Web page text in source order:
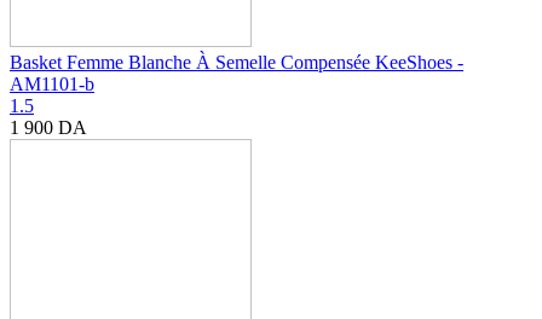
Basket Femme Blanche À Semelle Compensée KeeShoes -
AM1101-b
1.5
1 900 DA